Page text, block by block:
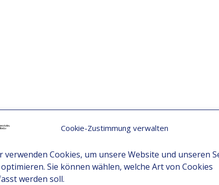
Cookie-Zustimmung verwalten
verwenden Cookies, um unsere Website und unseren
Sie können wählen, welche Art von Cookies
werden soll.